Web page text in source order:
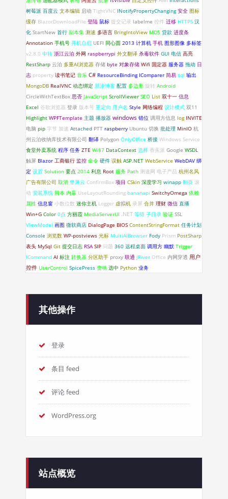
树莓派 百度云 文本编辑 启动 TightVNC INotifyPropertyChanging 安全 图标
缓存 BlazorDownloadFile 登陆 鼠标 提交记录 labelme 控件 迁移 HTTPS 汉
化 StartNew 首行 副本集 测速 多语言 BringIntoView MD5 贷款 进度条
Annotation 手机号 开机自启 UEFI 同心圆 2013 计算机 手机 图形图像 多标签
v2.8.0 中转 浙江云泊 外网 raspberrypi 外文翻译 杀毒软件 GUI 电信 高亮
RestSharp 云泊 多重AI浏览器 存储 byte 对象存储 Wifi 固定器 服务器 拖动 日
志 property 读书笔记 音乐 C# ResourceBinding IComparer 简易 sql 输出
MongoDB RealVNC 动态绑定 新浪博客 配置 多边形 旋转 Android
CircleWithTextBox 思否 JavaScript ScrollViewer SEO List 双十一 信息
Excel 谷歌浏览器 登录 版本号 重定向 用户名 Style 网络编程 设计模式 双11
Highlight WPFTemplate 主题 播放器 windows 错位 调用方信息 log INVITE
电脑 pip 字节 加速 Attached PTT raspberry Ubuntu 切换 批处理 MinIO 杭
州云泊收纳库技术有限公司 翻译 Polygon OnlyOffice 桥接 Windows Service
食堂外卖系统 程序 任务 ZTE Wifi7 DataContext 选择 香蕉派 Google WSDL
触屏 Blazor 工商银行 监控 命令 硬件 误触 ASP.NET WebService WebDAV 绑
定 设置 Solution 要点 2014 利息 Root 服务 Path 测速网 电子产品 杭州名风
广告有限公司 取消 坚果云 ConfirmBox 项目 CSkin 深度学习 winapp 翻页 滚
动 安装系统 脚本 内幕 UseLayoutRounding bananapi SwitchyOmega 依赖
属性 信息窗 小数位数 迷你主机 Logger 虚拟机 录屏 合并 理财 微信 直播
Win+G Color 0点 方丽霞 MediaServerUI .NET 等待 子目录 验证 SSL
ViewModel 画图 微软商店 DialogPage BIOS ContentStringFormat 任务计划
Console 浏览数 WP-postviews 光标 MultiAIBrowser Fody Prism PostSharp
表头 MySql Git 提交日志 RSA SIP 问题 360 远程桌面 调用方 幽默 Trigger
ICommand AI 标注 转换器 分区助手 proxy 联通 JRiver Office 内网穿透 用户
控件 UserControl SpicePress 变动 选中 Python 业务
其他操作
登录
条目 feed
评论 feed
WordPress.org
站点概览